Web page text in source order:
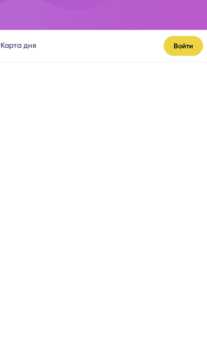
Карта дня Войти